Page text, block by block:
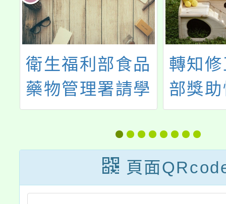
衛生福利部食品
藥物管理署請學
校加強預防食品
中毒及諾羅病毒
群聚感染
轉知
部獎
教育
及期
點」
正為
頁面